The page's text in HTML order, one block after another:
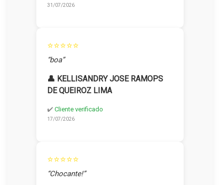
31/07/2026
⭐⭐⭐⭐⭐
“boa”
👤 KELLISANDRY JOSE RAMOPS
DE QUEIROZ LIMA
✔️ Cliente verificado
17/07/2026
⭐⭐⭐⭐⭐
“Chocante!”